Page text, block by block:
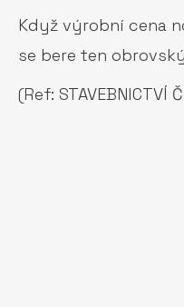
Když výrobní cena
se bere ten
(Ref: